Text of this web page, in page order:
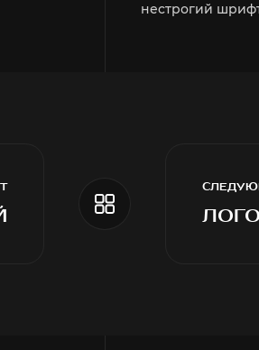
нестрогий
РАЗРАБОТКА